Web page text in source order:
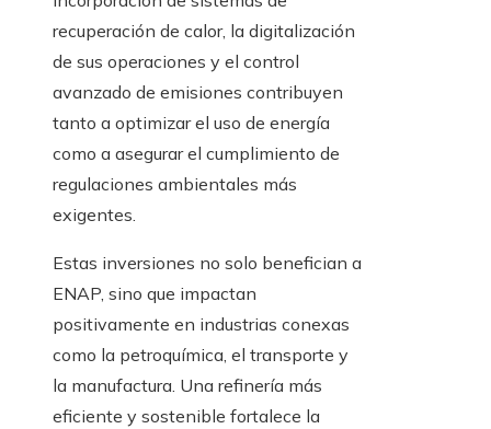
recuperación de calor, la digitalización
de sus operaciones y el control
avanzado de emisiones contribuyen
tanto a optimizar el uso de energía
como a asegurar el cumplimiento de
regulaciones ambientales más
exigentes.
Estas inversiones no solo benefician a
ENAP, sino que impactan
positivamente en industrias conexas
como la petroquímica, el transporte y
la manufactura. Una refinería más
eficiente y sostenible fortalece la